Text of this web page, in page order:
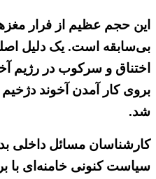
این حجم عظیم از فرار
بی‌سابقه است. یک دلیل
اختناق و سرکوب در رژیم
بروی کار آمدن آخوند
شد.
کارشناسان مسائل داخلی
سیاست کنونی خامنه‌ای با